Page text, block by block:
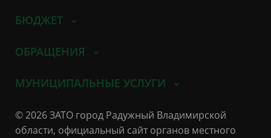
БЮДЖЕТ
ОБРАЩЕНИЯ
МУНИЦИПАЛЬНЫЕ УСЛУГИ
© 2026 ЗАТО город Радужный Владимирской
области, официальный сайт органов местного